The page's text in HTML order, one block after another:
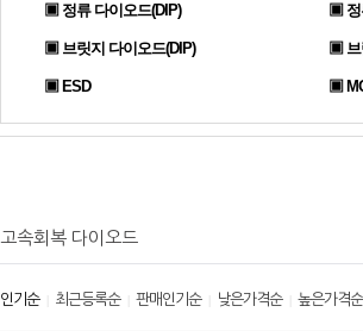
▣ 정류 다이오드(DIP) ▣ 정
▣ 브릿지 다이오드(DIP) ▣ 브
▣ ESD ▣
고속회복 다이오드
인기순| 최근등록순| 판매인기순| 낮은가격순| 높은가격순